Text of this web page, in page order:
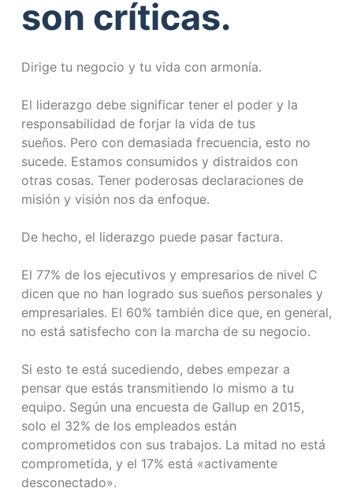
son críticas.
Dirige tu negocio y tu vida con armonía.
El liderazgo debe significar tener el poder y la
responsabilidad de forjar la vida de tus
sueños. Pero con demasiada frecuencia, esto no
sucede. Estamos consumidos y distraidos con
otras cosas. Tener poderosas declaraciones de
misión y visión nos da enfoque.
De hecho, el liderazgo puede pasar factura.
El 77% de los ejecutivos y empresarios de nivel C
dicen que no han logrado sus sueños personales y
empresariales. El 60% también dice que, en general,
no está satisfecho con la marcha de su negocio.
Si esto te está sucediendo, debes empezar a
pensar que estás transmitiendo lo mismo a tu
equipo. Según una encuesta de Gallup en 2015,
solo el 32% de los empleados están
comprometidos con sus trabajos. La mitad no está
comprometida, y el 17% está «activamente
desconectado».